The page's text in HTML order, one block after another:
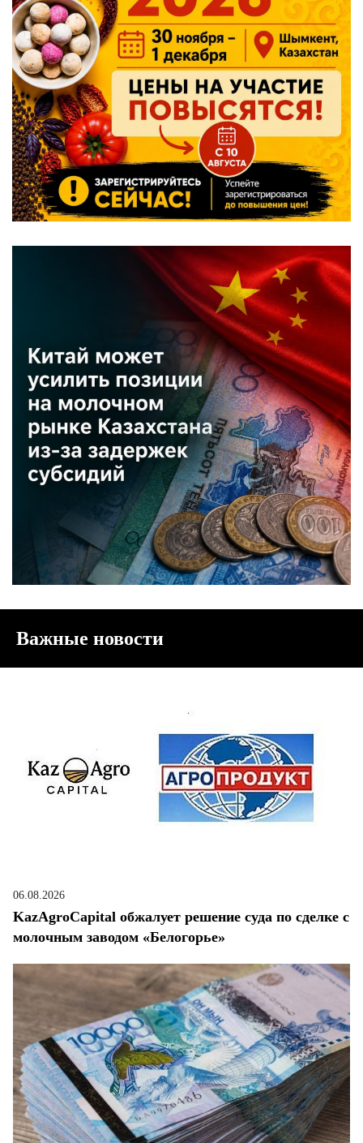
Важные новости
06.08.2026
KazAgroCapital обжалует решение суда по сделке с
молочным заводом «Белогорье»